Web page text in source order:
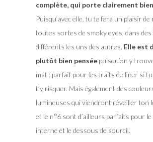
complète, qui porte clairement
Puisqu’avec elle, tu te fera un plaisir de
toutes sortes de smoky eyes, dans
différents les uns des autres. Elle est
plutôt bien penséepuisqu’on y
mat : parfait pour les traits de liner si
t’y risquer. Mais également des
lumineuses qui viendront réveiller ton
et le n°6 sont d’ailleurs parfaits pour le
interne et le dessous de sourcil.